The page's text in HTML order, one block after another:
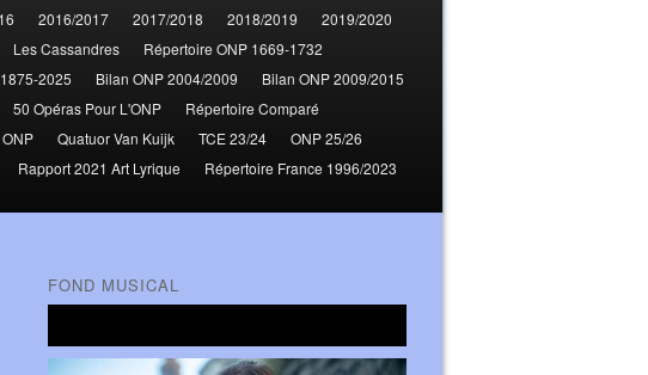
2016/2017 2017/2018 2018/2019
2019/2020
Les Cassandres
Répertoire ONP 1669-1732
2025 Bilan ONP 2004/2009
Bilan ONP 2009/2015
50 Opéras Pour L'ONP
Répertoire Comparé
Quatuor Van Kuijk TCE 23/24
ONP 25/26
Rapport 2021 Art Lyrique
Répertoire France 1996/2023
FOND MUSICAL